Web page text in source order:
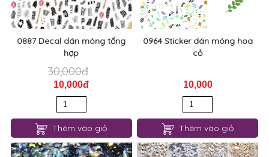
0887 Decal dán móng tổng
hợp
30,000đ
10,000đ
Thêm vào giỏ
0964 Sticker dán móng hoa
cỏ
10,000
Thêm vào giỏ